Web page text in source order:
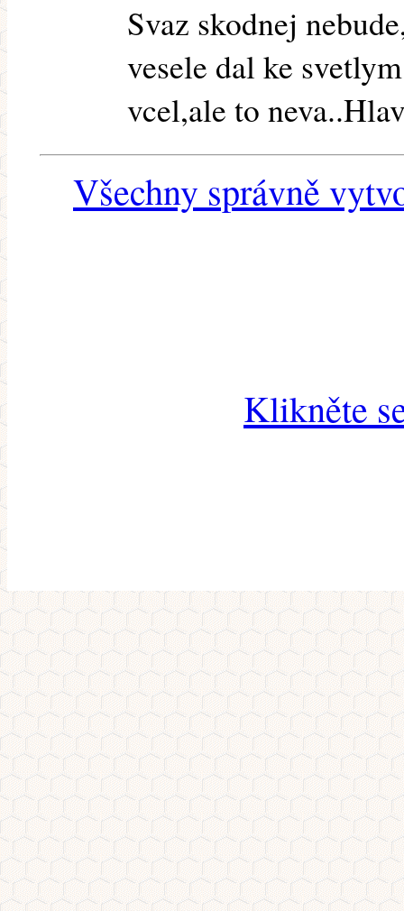
Svaz skodnej
vesele dal ke
vcel,ale to
Všechny správně
Klikněte